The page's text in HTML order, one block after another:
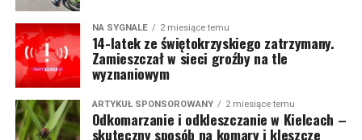
NA SYGNALE 2 miesiące temu
14-latek ze świętokrzyskiego zatrzymany.
Zamieszczał w sieci groźby na tle
wyznaniowym
ARTYKUŁ SPONSOROWANY 2 miesiące temu
Odkomarzanie i odkleszczanie w Kielcach –
skuteczny sposób na komary i kleszcze